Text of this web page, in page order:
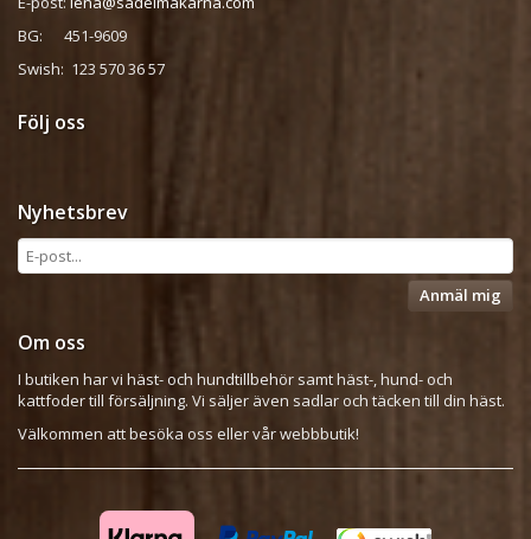
BG: 451-9609
Swish: 123 570 36 57
Följ oss
Nyhetsbrev
Anmäl mig
Om oss
I butiken har vi häst- och hundtillbehör samt häst-, hund- och
kattfoder till försäljning. Vi säljer även sadlar och täcken till din häst.
Välkommen att besöka oss eller vår webbbutik!